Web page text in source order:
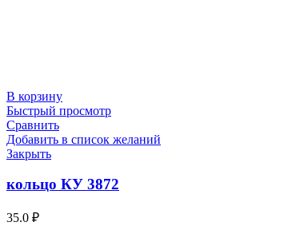
В корзину
Быстрый просмотр
Сравнить
Добавить в список желаний
Закрыть
кольцо КУ 3872
35.0 ₽